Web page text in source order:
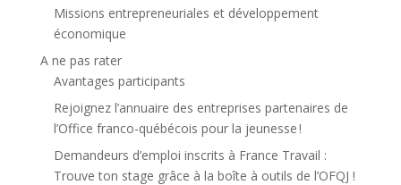
Missions entrepreneuriales et développement
économique
A ne pas rater
Avantages participants
Rejoignez l’annuaire des entreprises partenaires de
l’Office franco-québécois pour la jeunesse !
Demandeurs d’emploi inscrits à France Travail :
Trouve ton stage grâce à la boîte à outils de l’OFQJ !